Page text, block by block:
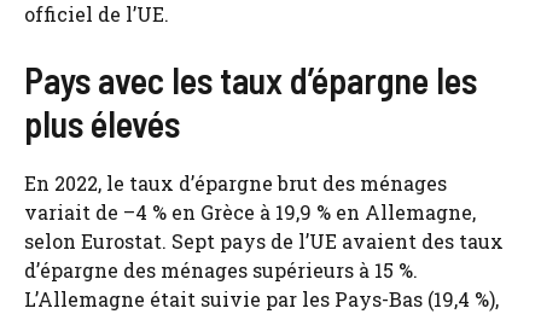
officiel de l’UE.
Pays avec les taux d’épargne les
plus élevés
En 2022, le taux d’épargne brut des ménages
variait de –4 % en Grèce à 19,9 % en Allemagne,
selon Eurostat. Sept pays de l’UE avaient des taux
d’épargne des ménages supérieurs à 15 %.
L’Allemagne était suivie par les Pays-Bas (19,4 %),